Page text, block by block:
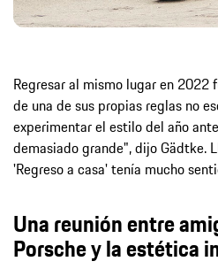
Regresar al mismo lugar en 2022
de una de sus propias reglas no
experimentar el estilo del año
demasiado grande", dijo Gädtke.
'Regreso a casa' tenía mucho
Una reunión entre
Porsche y la estética